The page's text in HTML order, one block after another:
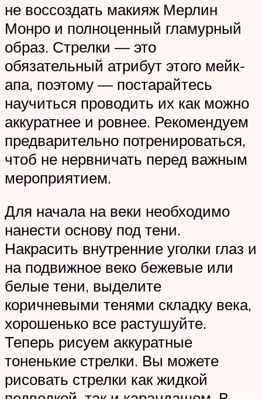
не воссоздать макияж Мерлин
Монро и полноценный гламурный
образ. Стрелки — это
обязательный атрибут этого мейк-
апа, поэтому — постарайтесь
научиться проводить их как можно
аккуратнее и ровнее. Рекомендуем
предварительно потренироваться,
чтоб не нервничать перед важным
мероприятием.
Для начала на веки необходимо
нанести основу под тени.
Накрасить внутренние уголки глаз и
на подвижное веко бежевые или
белые тени, выделите
коричневыми тенями складку века,
хорошенько все растушуйте.
Теперь рисуем аккуратные
тоненькие стрелки. Вы можете
рисовать стрелки как жидкой